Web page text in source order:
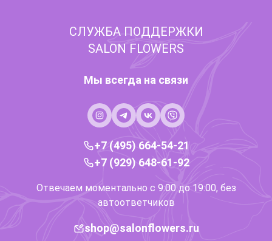
СЛУЖБА ПОДДЕРЖКИ
SALON FLOWERS
Мы всегда на связи
+7 (495) 664-54-21
+7 (929) 648-61-92
Отвечаем моментально с 9:00 до 19:00, без
автоответчиков
shop@salonflowers.ru